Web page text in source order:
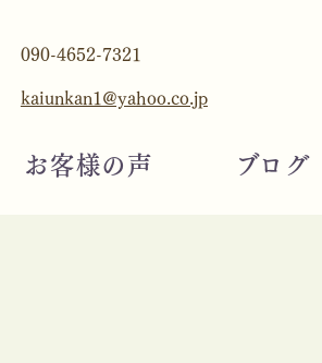
090-4652-7321
kaiunkan1@yahoo.co.jp
お客様の声 ​ブログ